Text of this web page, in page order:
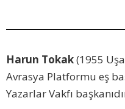
Harun Tokak(1955
Avrasya Platformu eş
Yazarlar Vakfı